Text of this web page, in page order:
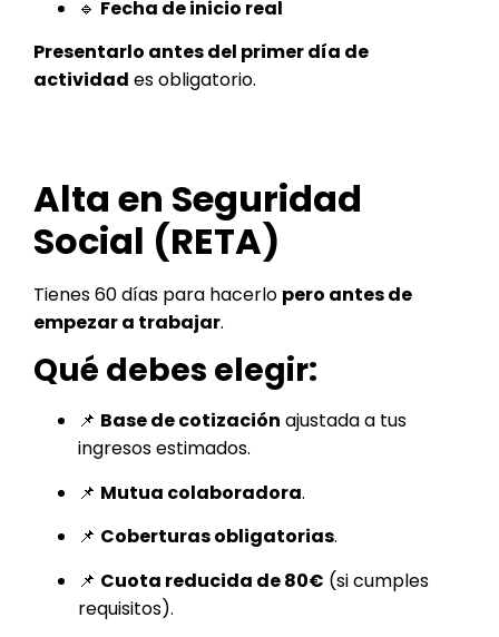
🔹 Fecha de inicio real
Presentarlo antes del primer día de
actividad es obligatorio.
Alta en Seguridad
Social (RETA)
Tienes 60 días para hacerlo pero antes de
empezar a trabajar.
Qué debes elegir:
📌 Base de cotización ajustada a tus
ingresos estimados.
📌 Mutua colaboradora.
📌 Coberturas obligatorias.
📌 Cuota reducida de 80€ (si cumples
requisitos).